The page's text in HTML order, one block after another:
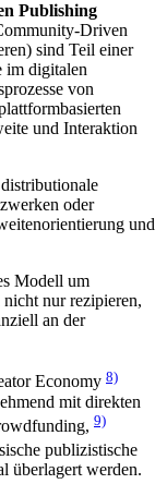
Publishing
Driven
sind Teil einer
im digitalen
von
und Interaktion
oder
und
Modell um
nur rezipieren,
an der
Economy 8)
mit direkten
9)
publizistische
überlagert werden.